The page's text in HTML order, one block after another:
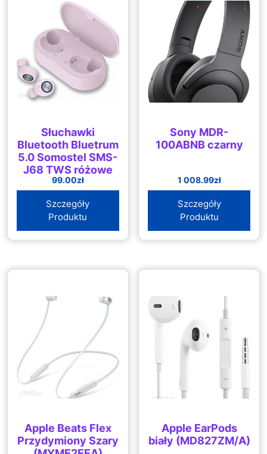
Słuchawki
Bluetooth Bluetrum
5.0 Somostel SMS-
J68 TWS różowe
99.00zł
Szczegóły
Produktu
Sony MDR-
100ABNB czarny
1 008.99zł
Szczegóły
Produktu
Apple Beats Flex
Przydymiony Szary
Apple EarPods
biały (MD827ZM/A)